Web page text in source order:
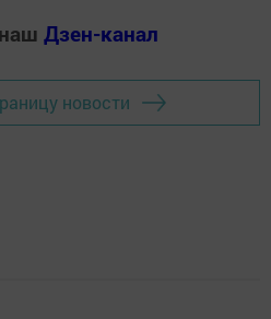
Дзен-канал
новости